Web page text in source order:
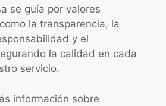
se guía por valores
la transparencia, la
y el
la calidad en cada
servicio.
información sobre